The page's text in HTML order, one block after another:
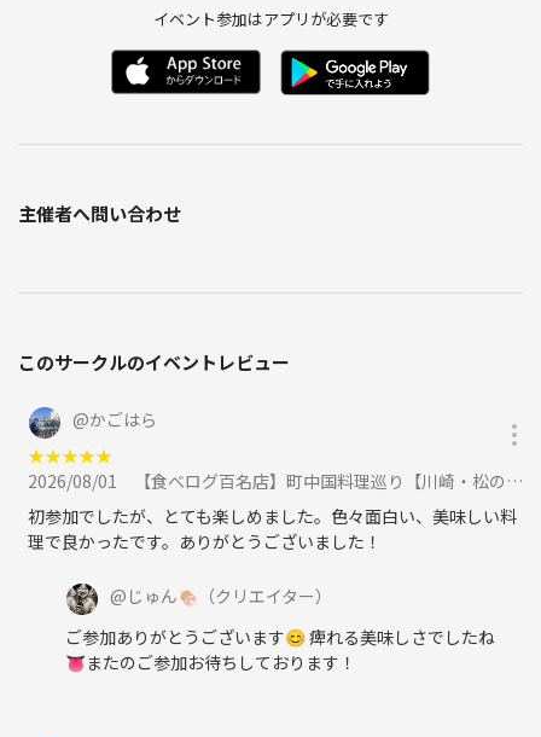
イベント参加はアプリが必要です
主催者へ問い合わせ
このサークルのイベントレビュー
@かごはら
★★★★★
2026/08/01
【食べログ百名店】町中国料理巡り【川崎・松の樹】に参加
初参加でしたが、とても楽しめました。色々面白い、美味しい料
理で良かったです。ありがとうございました！
@ じゅん🍖 （クリエイター）
ご参加ありがとうございます😊 痺れる美味しさでしたね
👅またのご参加お待ちしております！